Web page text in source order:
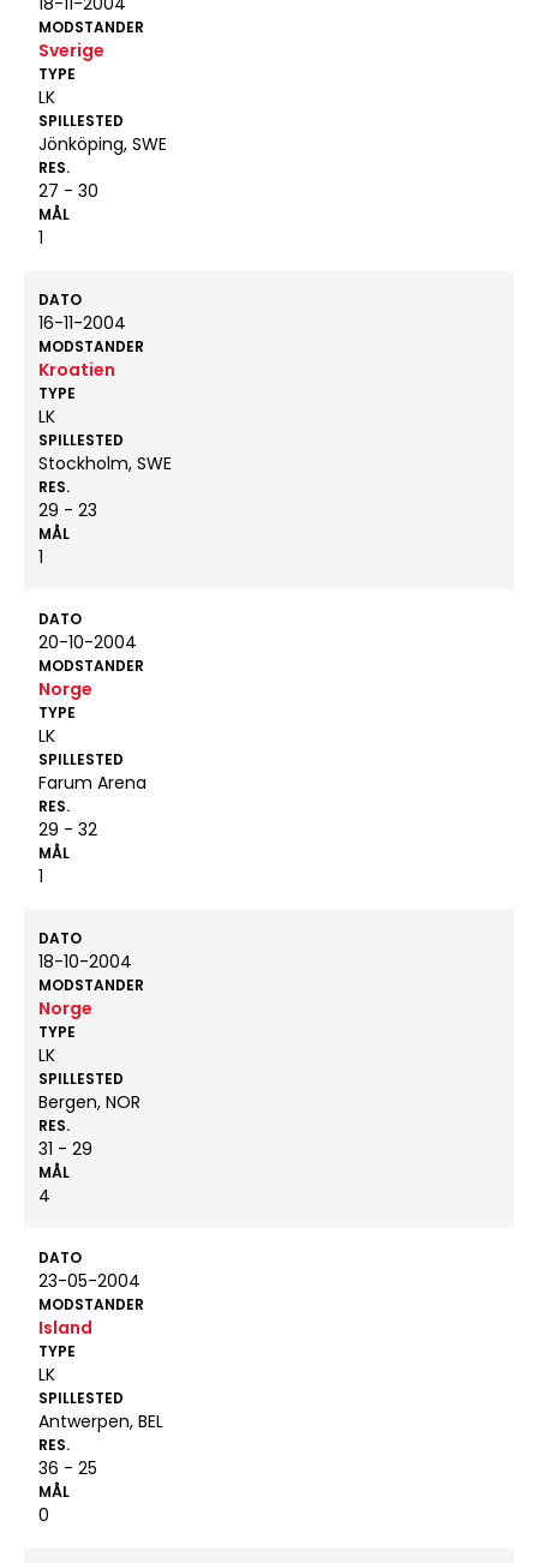
MODSTANDER
Sverige
TYPE
LK
SPILLESTED
Jönköping, SWE
RES.
27 - 30
MÅL
1
DATO
16-11-2004
MODSTANDER
Kroatien
TYPE
LK
SPILLESTED
Stockholm, SWE
RES.
29 - 23
MÅL
1
DATO
20-10-2004
MODSTANDER
Norge
TYPE
LK
SPILLESTED
Farum Arena
RES.
29 - 32
MÅL
1
DATO
18-10-2004
MODSTANDER
Norge
TYPE
LK
SPILLESTED
Bergen, NOR
RES.
31 - 29
MÅL
4
DATO
23-05-2004
MODSTANDER
Island
TYPE
LK
SPILLESTED
Antwerpen, BEL
RES.
36 - 25
MÅL
0